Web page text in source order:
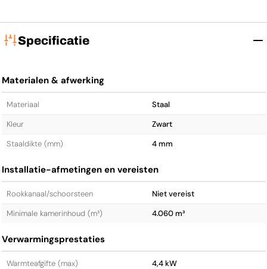
Specificatie
Materialen & afwerking
Materiaal
Staal
Kleur
Zwart
Staal­dikte (mm)
4 mm
Installatie-afmetingen en vereisten
Rookkanaal/schoorsteen
Niet vereist
Minimale kamerinhoud (m³)
4.060 m³
Verwarmingsprestaties
Warmteafgifte (max) 4,4 kW